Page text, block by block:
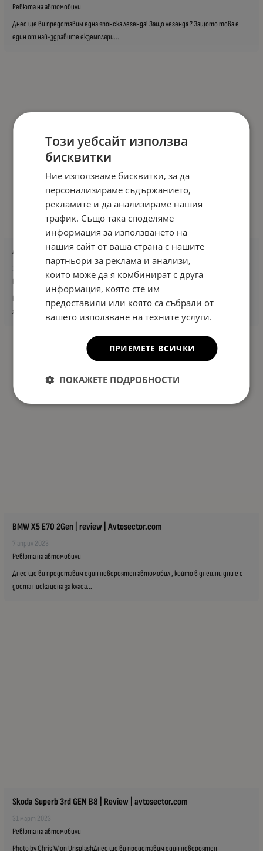
Ревюта на автомобили
Днес ще ви представим една японска легенда! Защо легенда ? Защото това е
един от най-здравите екземпляри...
Audi A7 1gen G8 2010 - 2018 | review | Avtosector.com
Ревюта на автомобили
Photo by Jannis Lucas on UnsplashДнес ще разгледаме един доста интересен и
желан автомобил.Audi...
BMW X5 E70 2Gen | review | Avtosector.com
7 април 2023
Ревюта на автомобили
Днес ще ви представим един невероятен автомобил , който в днешни дни е с
доста ниска цена за класа...
Skoda Superb 3rd GEN B8 | Review | avtosector.com
31 март 2023
Ревюта на автомобили
Photo by Chris W on UnsplashДнес ще ви представим един невероятен
Този уебсайт използва
бисквитки
Ние използваме бисквитки, за да
персонализираме съдържанието,
рекламите и да анализираме нашия
трафик. Също така споделяме
информация за използването на
нашия сайт от ваша страна с нашите
партньори за реклама и анализи,
които може да я комбинират с друга
информация, която сте им
предоставили или която са събрали от
вашето използване на техните услуги.
ПРИЕМЕТЕ ВСИЧКИ
ПОКАЖЕТЕ ПОДРОБНОСТИ